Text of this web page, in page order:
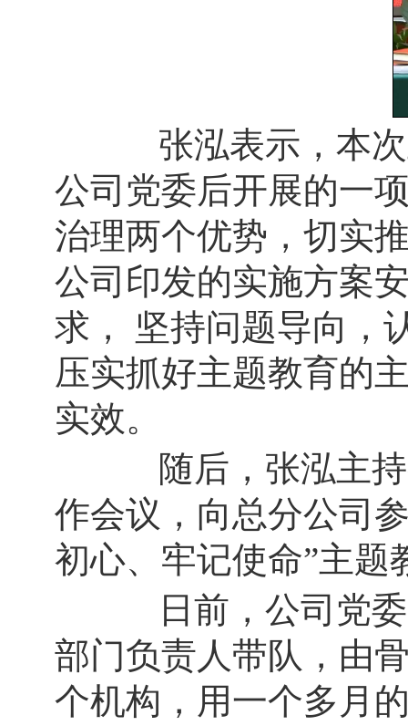
张泓表示，本次
公司党委后开展的一
治理两个优势，切实
公司印发的实施方案
求， 坚持问题导向，
压实抓好主题教育的
实效。
随后，张泓主持
作会议，向总分公司
初心、牢记使命”主题
日前，公司党委
部门负责人带队，由
个机构，用一个多月